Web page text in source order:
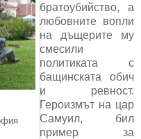
братоубийство, а
любовните вопли
на дъщерите му
смесили
политиката с
бащинската обич
и ревност.
Героизмът на цар
Самуил, бил
пример за